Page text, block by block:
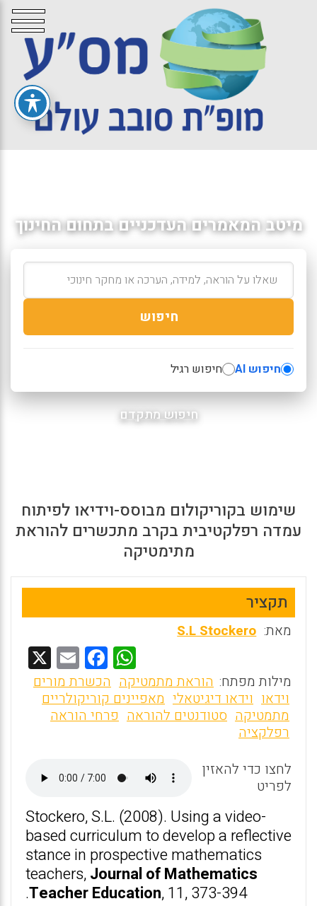
מיטב המאמרים העדכניים בתחום החינוך
חיפוש
חיפוש AI חיפוש רגיל
חיפוש מתקדם
שימוש בקוריקולום מבוסס-וידיאו לפיתוח
עמדה רפלקטיבית בקרב מתכשרים להוראת
מתימטיקה
תקציר
מאת: S.L Stockero
W
h
at
s
p
F
a
ce
b
o
k
E
m
ai
l
מילות מפתח: הוראת מתמטיקה הכשרת מורים
וידאו וידאו דיגיטאלי מאפיינים קוריקולריים
מתמטיקה סטודנטים להוראה פרחי הוראה
רפלקציה
לחצו כדי להאזין
לפריט
Stockero, S.L. (2008). Using a video-
based curriculum to develop a reflective
stance in prospective mathematics
teachers,Journal of Mathematics
Teacher Education, 11, 373-394.